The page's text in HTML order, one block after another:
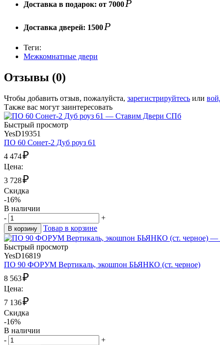
Доставка в подарок: от 7000Р
Доставка дверей: 1500Р
Теги:
Межкомнатные двери
Отзывы (0)
Чтобы добавить отзыв, пожалуйста, зарегистрируйтесь или
Также вас могут заинтересовать
Быстрый просмотр
YesD19351
ПО 60 Сонет-2 Дуб роуз 61
4 474₽
Цена:
3 728₽
Скидка
-16%
В наличии
-
+
В корзину Товар в корзине
Быстрый просмотр
YesD16819
ПО 90 ФОРУМ Вертикаль, экошпон БЬЯНКО (ст. черное)
8 563₽
Цена:
7 136₽
Скидка
-16%
В наличии
-
+